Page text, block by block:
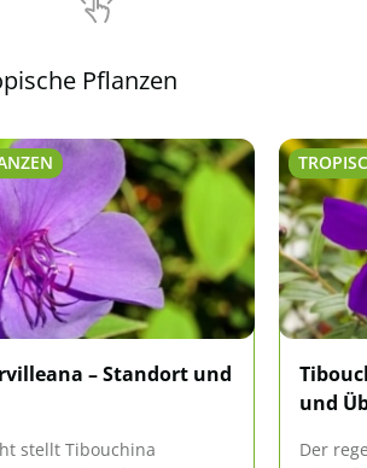
Pflanzen
– Standort und
stellt Tibouchina
und
Der